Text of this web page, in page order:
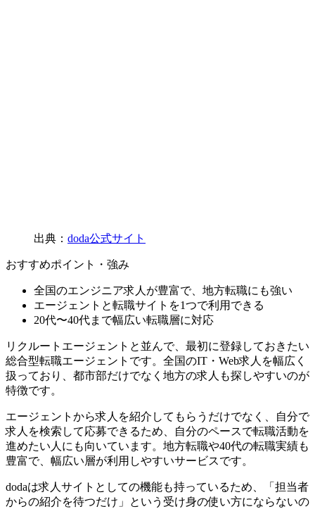
出典： doda公式サイト
おすすめポイント・強み
全国のエンジニア求人が豊富で、地方転職にも強い
エージェントと転職サイトを1つで利用できる
20代〜40代まで幅広い転職層に対応
リクルートエージェントと並んで、最初に登録しておきたい
総合型転職エージェントです。全国のIT・Web求人を幅広く
扱っており、都市部だけでなく地方の求人も探しやすいのが
特徴です。
エージェントから求人を紹介してもらうだけでなく、自分で
求人を検索して応募できるため、自分のペースで転職活動を
進めたい人にも向いています。地方転職や40代の転職実績も
豊富で、幅広い層が利用しやすいサービスです。
dodaは求人サイトとしての機能も持っているため、「担当者
からの紹介を待つだけ」という受け身の使い方にならないの